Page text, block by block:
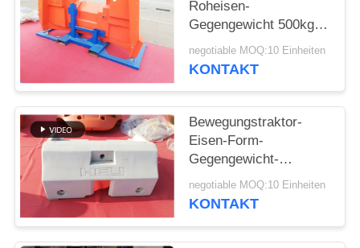
PRIVACY
POLICY
Roheisen-
Gegengewicht 500kg -
Gewicht 15000kg für
Industrie
negotiable MOQ:10 Einheiten
KONTAKT
Bewegungstraktor-
Eisen-Form-
Gegengewicht-
Kompaktbauweise
Soem-Service ISO9001
negotiable MOQ:10 Einheiten
KONTAKT